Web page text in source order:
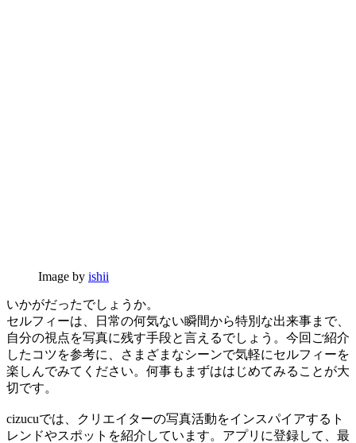
Image by ishii
いかがだったでしょうか。
セルフィーは、日常の何気ない瞬間から特別な出来事まで、
自分の視点を写真に残す手段と言えるでしょう。今回ご紹介
したコツを参考に、さまざまなシーンで気軽にセルフィーを
楽しんでみてください。何事もまずははじめてみることが大
切です。
cizucuでは、クリエイターの写真活動をインスパイアするト
レンドやスポットを紹介しています。アプリに登録して、最